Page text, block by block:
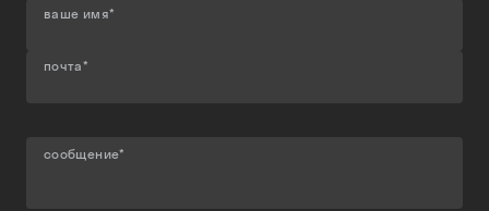
ваше имя*
почта*
сообщение*